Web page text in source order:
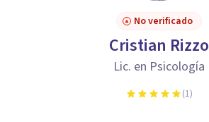
No verificado
Cristian Rizzo
Lic. en Psicología
(1)